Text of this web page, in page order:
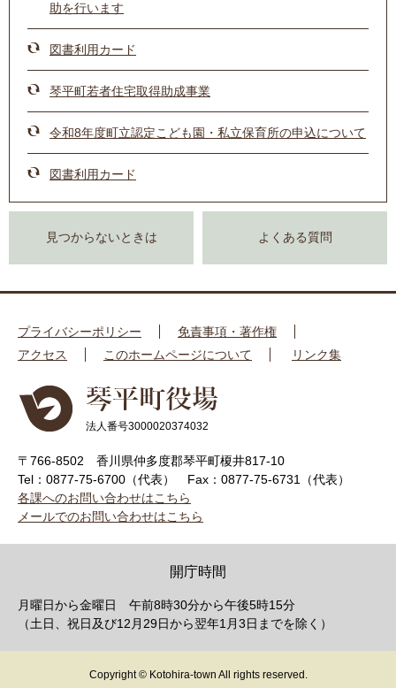
助を行います
図書利用カード
琴平町若者住宅取得助成事業
令和8年度町立認定こども園・私立保育所の申込について
図書利用カード
見つからないときは よくある質問
プライバシーポリシー
免責事項・著作権
アクセス
このホームページについて リンク集
法人番号3000020374032
〒766-8502 香川県仲多度郡琴平町榎井817-10
Tel：0877-75-6700（代表）
Fax：0877-75-6731（代表）
各課へのお問い合わせはこちら
メールでのお問い合わせはこちら
開庁時間
月曜日から金曜日 午前8時30分から午後5時15分
（土日、祝日及び12月29日から翌年1月3日までを除く）
Copyright © Kotohira-town All rights reserved.